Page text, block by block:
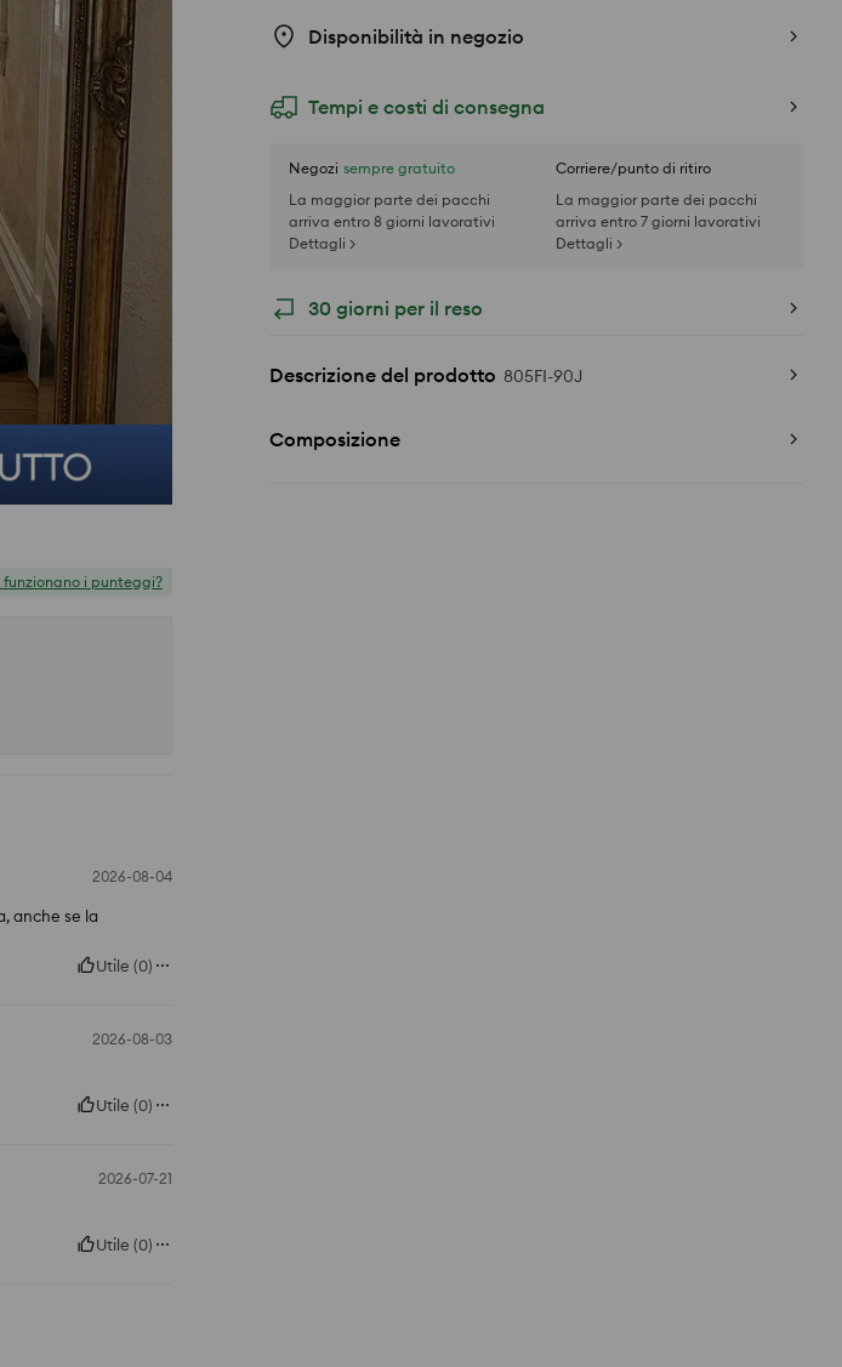
Disponibilità in negozio
Tempi e costi di consegna
Negozi sempre gratuito
La maggior parte dei pacchi
arriva entro 8 giorni lavorativi
Dettagli >
Corriere/punto di ritiro
La maggior parte dei pacchi
arriva entro 7 giorni lavorativi
Dettagli >
30 giorni per il reso
Descrizione del prodotto 805FI-90J
Composizione
funzionano i punteggi?
2026-08-04
anche se la
Utile (0)
2026-08-03
Utile (0)
2026-07-21
Utile (0)